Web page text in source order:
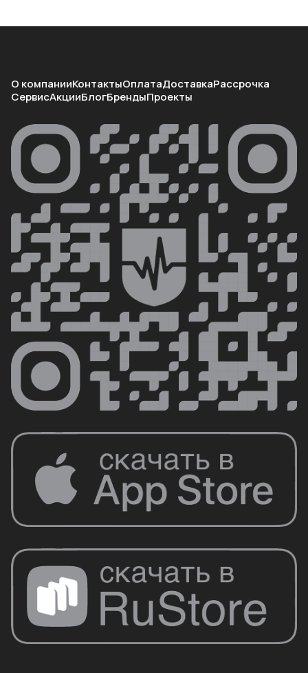
О компанииКонтактыОплатаДоставкаРассрочка
СервисАкцииБлогБрендыПроекты